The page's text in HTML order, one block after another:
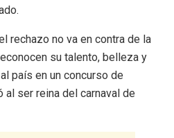
rechazo no va en contra de la
su talento, belleza y
país en un concurso de
ser reina del carnaval de